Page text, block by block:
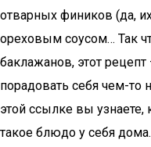
отварных фиников (да,
ореховым соусом… Так
баклажанов, этот
порадовать себя чем-
этой ссылке вы узнаете,
такое блюдо у себя дома.